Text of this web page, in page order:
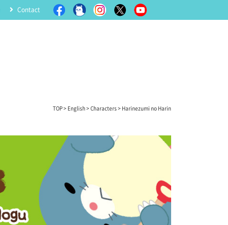
Contact
TOP > English > Characters > Harinezumi no Harin